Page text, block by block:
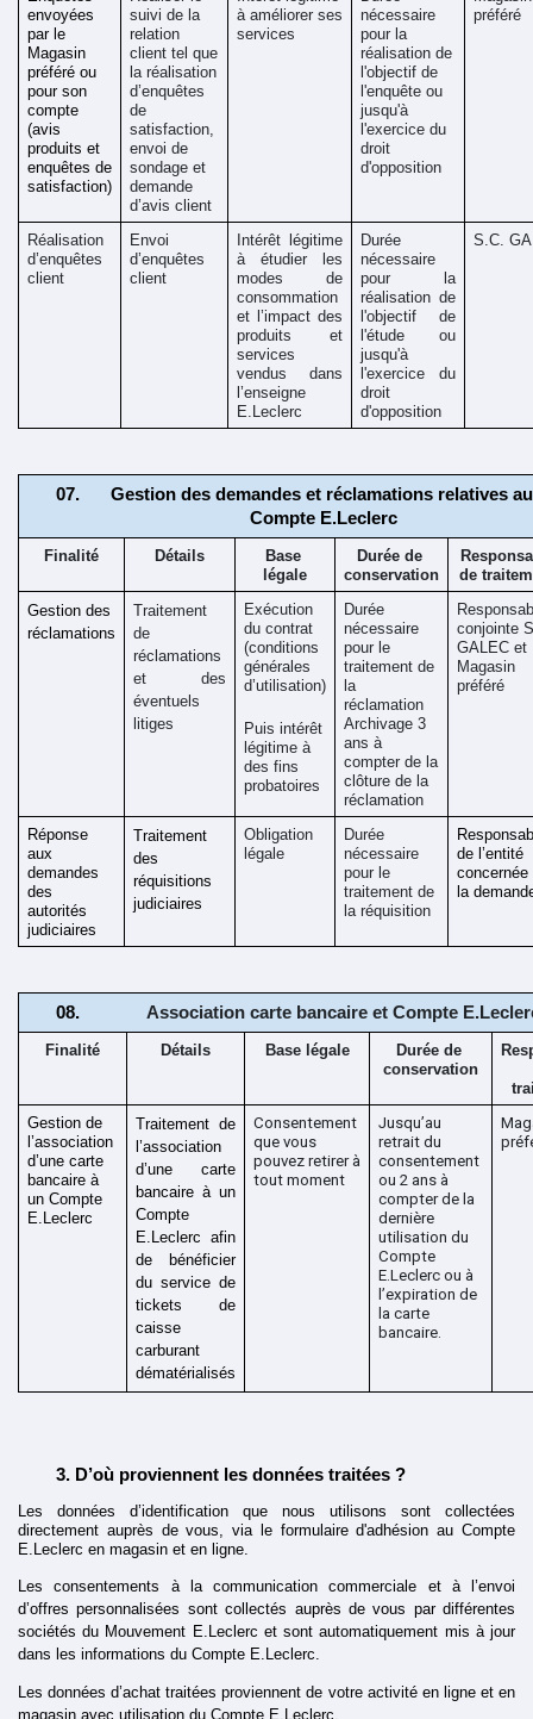
envoyées
par le
Magasin
préféré ou
pour son
compte
(avis
produits et
enquêtes de
satisfaction)
suivi de la
relation
client tel que
la réalisation
d’enquêtes
de
satisfaction,
envoi de
sondage et
demande
d’avis client
à améliorer ses
services
nécessaire
pour la
réalisation de
l'objectif de
l'enquête ou
jusqu'à
l'exercice du
droit
d'opposition
préféré
Réalisation
d’enquêtes
client
Envoi
d’enquêtes
client
Intérêt légitime
à étudier les
modes de
consommation
et l’impact des
produits et
services
vendus dans
l’enseigne
E.Leclerc
Durée
nécessaire
pour la
réalisation de
l'objectif de
l'étude ou
jusqu'à
l'exercice du
droit
d'opposition
S.C.
Gestion des demandes et réclamations relatives au
Compte E.Leclerc
Finalité Détails
Base
légale
Durée de
conservation
de
Gestion des
réclamations
Traitement
de
réclamations
et des
éventuels
litiges
Exécution
du contrat
(conditions
générales
d’utilisation)
Puis intérêt
légitime à
des fins
probatoires
Durée
nécessaire
pour le
traitement de
la
réclamation
Archivage 3
ans à
compter de la
clôture de la
réclamation
conjointe
GALEC et
Magasin
préféré
Réponse
aux
demandes
des
autorités
judiciaires
Traitement
des
réquisitions
judiciaires
Obligation
légale
Durée
nécessaire
pour le
traitement de
la réquisition
de l’entité
concernée
la
Association carte bancaire et Compte
Finalité Détails Base légale
Durée de
conservation
Gestion de
l’association
d’une carte
bancaire à
un Compte
E.Leclerc
Traitement de
l’association
d’une carte
bancaire à un
Compte
E.Leclerc afin
de bénéficier
du service de
tickets de
caisse
carburant
dématérialisés
Consentement
que vous
pouvez retirer à
tout moment
Jusqu’au
retrait du
consentement
ou 2 ans à
compter de la
dernière
utilisation du
Compte
E.Leclerc ou à
l’expiration de
la carte
bancaire.
D’où proviennent les données traitées ?
Les données d’identification que nous utilisons sont collectées
directement auprès de vous, via le formulaire d'adhésion au Compte
E.Leclerc en magasin et en ligne.
Les consentements à la communication commerciale et à l’envoi
d’offres personnalisées sont collectés auprès de vous par différentes
sociétés du Mouvement E.Leclerc et sont automatiquement mis à jour
dans les informations du Compte E.Leclerc.
Les données d’achat traitées proviennent de votre activité en ligne et en
magasin avec utilisation du Compte E.Leclerc.